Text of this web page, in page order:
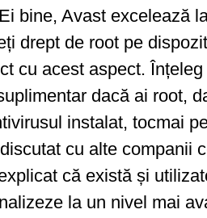
bine, Avast excelează
drept de root pe
cu acest aspect.
dacă ai root,
instalat, tocmai
cu alte companii
că există și
la un nivel mai